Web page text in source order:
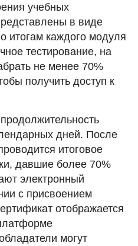
учебных
в виде
итогам каждого модуля
тестирование, на
не менее 70%
получить доступ к
дней. После
итоговое
давшие более 70%
электронный
с присвоением
отображается
могут